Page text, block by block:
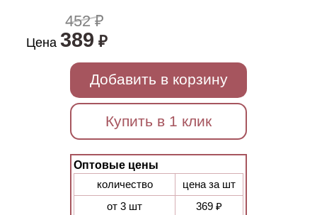
452 ₽
Цена 389 ₽
Добавить в корзину
Купить в 1 клик
Оптовые цены
количество
цена за шт
от 3 шт
369 ₽